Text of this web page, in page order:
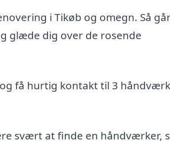
i Tikøb og omegn. Så
glæde dig over de rosende
og få hurtig kontakt til 3
svært at finde en håndværker,